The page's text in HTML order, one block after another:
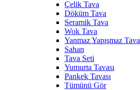
Çelik Tava
Döküm Tava
Seramik Tava
Wok Tava
Yanmaz Yapışmaz Tava
Sahan
Tava Seti
Yumurta Tavası
Pankek Tavası
Tümünü Gör